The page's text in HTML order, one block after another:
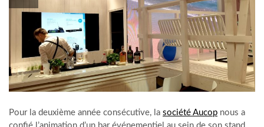
Pour la deuxième année consécutive, la société Aucop nous a